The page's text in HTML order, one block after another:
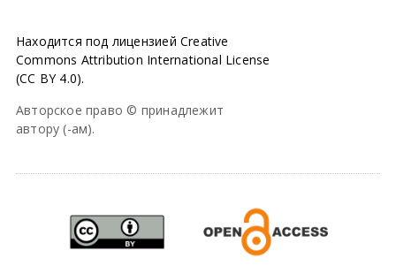
Находится под лицензией Creative
Commons Attribution International License
(CC BY 4.0).
Авторское право © принадлежит
автору (-ам).